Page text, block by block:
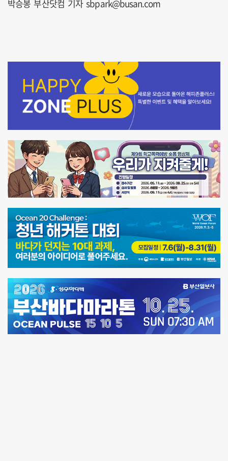
박승봉 부산닷컴 기자 sbpark@busan.com